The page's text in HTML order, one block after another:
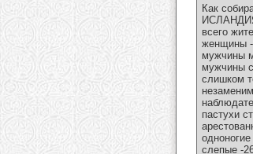
Как
всего
женщины -
мужчины
мужчины
слишком
пастухи
слепые -